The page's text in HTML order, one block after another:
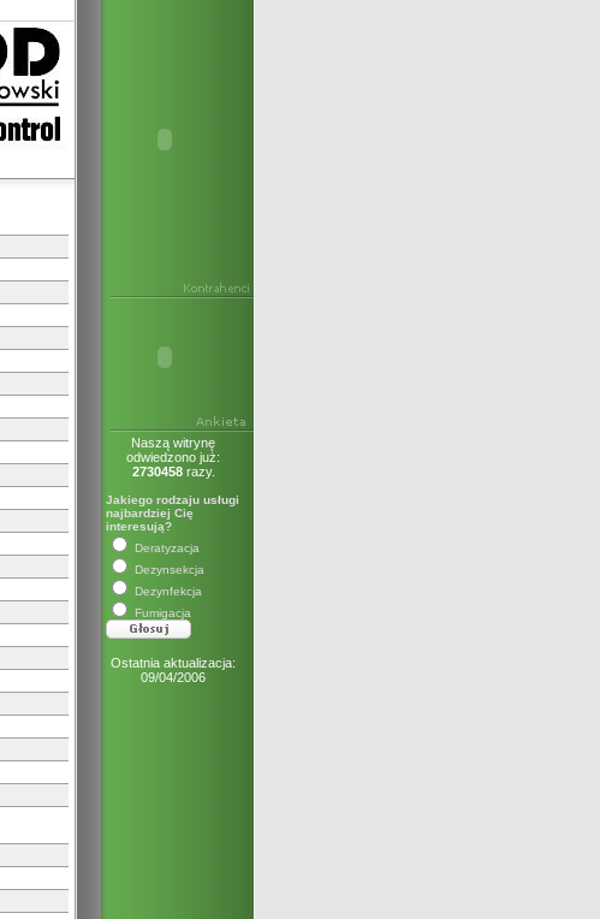
Naszą witrynę
odwiedzono już:
2730458razy.
Jakiego rodzaju usługi
najbardziej Cię
interesują?
Deratyzacja
Dezynsekcja
Dezynfekcja
Fumigacja
Ostatnia aktualizacja:
09/04/2006